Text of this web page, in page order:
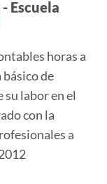
Escuela
esta
sección
horas a
de
su labor en el
con la
a